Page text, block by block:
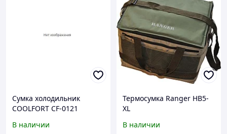
Сумка холодильник
COOLFORT CF-0121
В наличии
Термосумка Ranger HB5-
XL
В наличии